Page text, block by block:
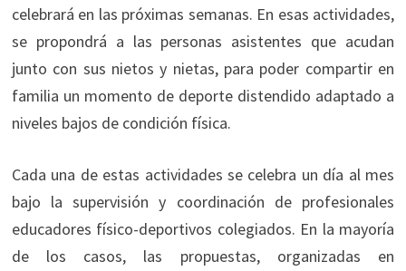
celebrará en las próximas semanas. En esas actividades,
se propondrá a las personas asistentes que acudan
junto con sus nietos y nietas, para poder compartir en
familia un momento de deporte distendido adaptado a
niveles bajos de condición física.
Cada una de estas actividades se celebra un día al mes
bajo la supervisión y coordinación de profesionales
educadores físico-deportivos colegiados. En la mayoría
de los casos, las propuestas, organizadas en